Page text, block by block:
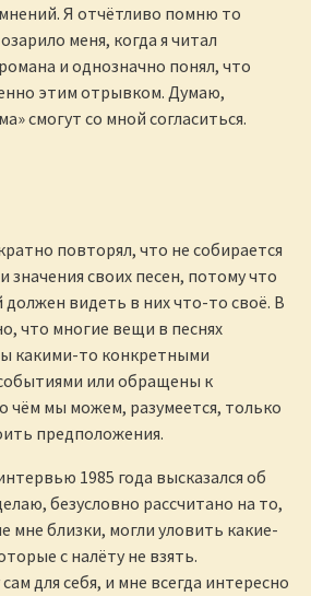
Я отчётливо помню то
меня, когда я читал
и однозначно понял, что
этим отрывком. Думаю,
смогут со мной согласиться.
повторял, что не собирается
значения своих песен, потому что
видеть в них что-то своё. В
что многие вещи в песнях
какими-то конкретными
или обращены к
чём мы можем, разумеется, только
предположения.
1985 года высказался об
безусловно рассчитано на то,
близки, могли уловить какие-
с налёту не взять.
для себя, и мне всегда интересно